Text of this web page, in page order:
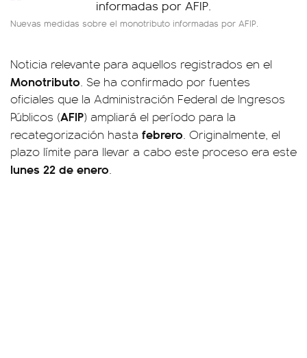
Nuevas medidas sobre el monotributo informadas por AFIP.
Noticia relevante para aquellos registrados en el
Monotributo. Se ha confirmado por fuentes
oficiales que la Administración Federal de Ingresos
Públicos (AFIP) ampliará el período para la
recategorización hasta febrero. Originalmente, el
plazo límite para llevar a cabo este proceso era este
lunes 22 de enero.